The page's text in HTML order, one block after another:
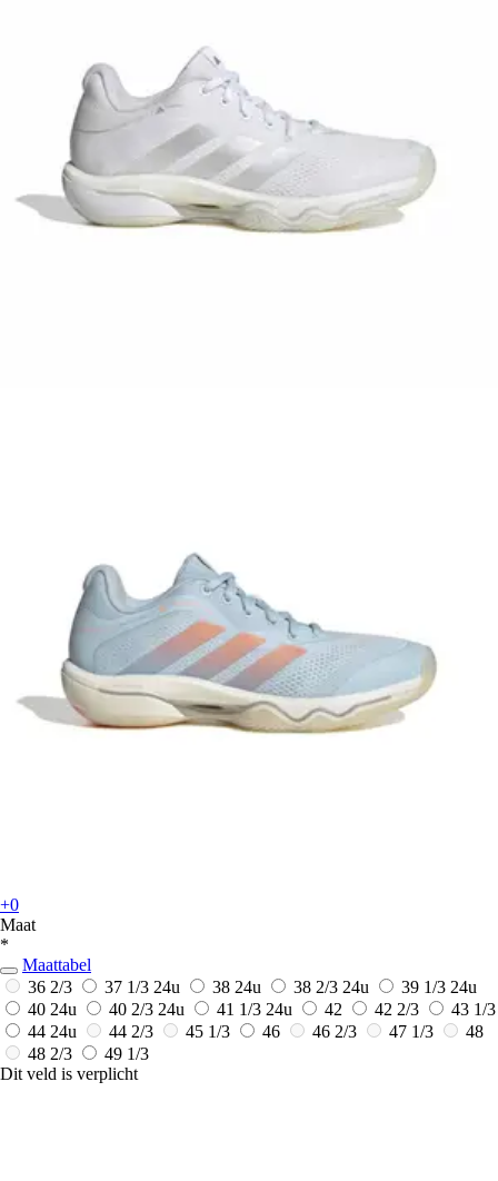
+0
Maat
*
Maattabel
36 2/3
37 1/3 24u 38 24u 38 2/3 24u 39 1/3 24u
40 24u 40 2/3 24u 41 1/3 24u 42 42 2/3
43 1/3
44 24u 44 2/3 45 1/3 46 46 2/3 47 1/3
48
48 2/3
49 1/3
Dit veld is verplicht